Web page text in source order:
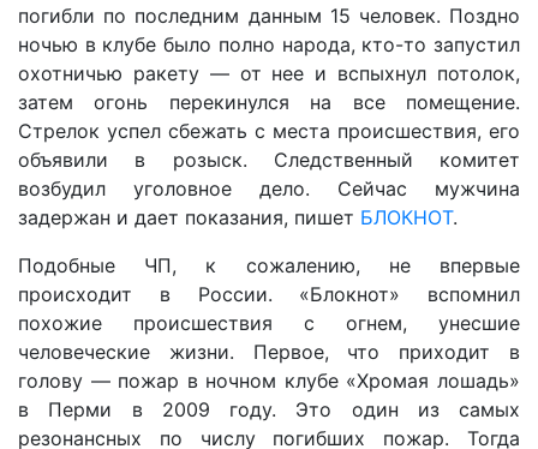
погибли по последним данным 15 человек. Поздно
ночью в клубе было полно народа, кто-то запустил
охотничью ракету — от нее и вспыхнул потолок,
затем огонь перекинулся на все помещение.
Стрелок успел сбежать с места происшествия, его
объявили в розыск. Следственный комитет
возбудил уголовное дело. Сейчас мужчина
задержан и дает показания, пишет БЛОКНОТ.
Подобные ЧП, к сожалению, не впервые
происходит в России. «Блокнот» вспомнил
похожие происшествия с огнем, унесшие
человеческие жизни. Первое, что приходит в
голову — пожар в ночном клубе «Хромая лошадь»
в Перми в 2009 году. Это один из самых
резонансных по числу погибших пожар. Тогда